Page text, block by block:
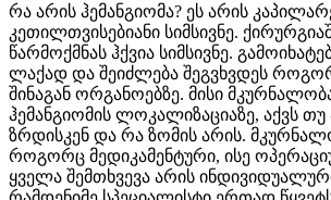
რა არის ჰემანგიომა? ეს არის
კეთილთვისებიანი სიმსივნე.
წარმოქმნას ჰქვია სიმსივნე.
ლაქად და შეიძლება შეგვხვდეს
შინაგან ორგანოებზე. მისი
ჰემანგიომის ლოკალიზაციაზე, აქვს თუ
ზრდისკენ და რა ზომის არის.
როგორც მედიკამენტური, ისე
ყველა შემთხვევა არის